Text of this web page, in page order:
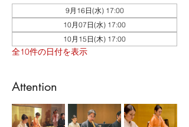
9月16日(水) 17:00
10月07日(水) 17:00
10月15日(木) 17:00
全10件の日付を表示
Attention